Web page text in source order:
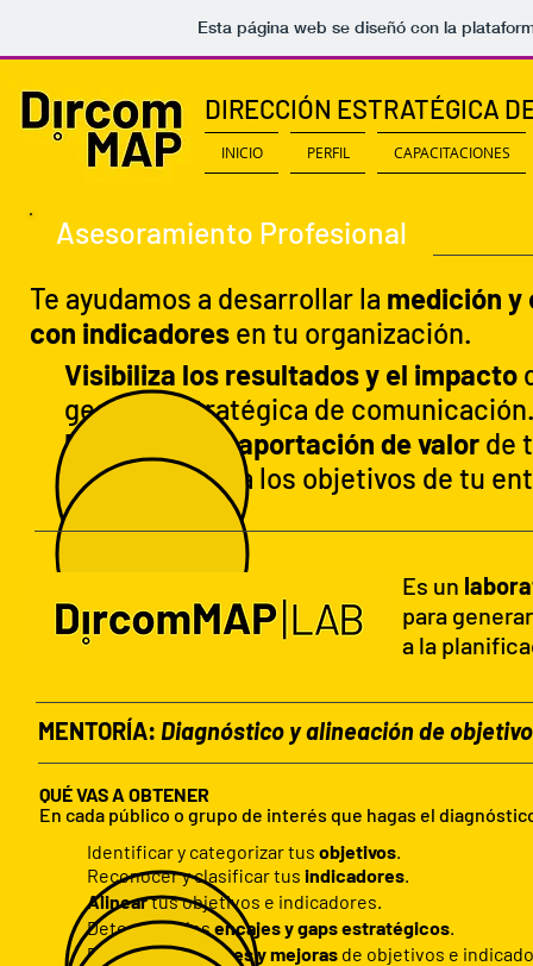
Esta página web se diseñó con la
DIRECCIÓN ESTRATÉGICA
INICIO PERFIL CAPACITACIONES
Asesoramiento Profesional
Te ayudamos a desarrollar la medición y
con indicadores en tu organización.
Visibiliza los resultados y el impacto
gestión estratégica de
Demuestra la aportación de valor de
comunicativa a los objetivos de tu
Es un
para
a la
MENTORÍA: Diagnóstico y alineación de
QUÉ VAS A OBTENER
En cada público o grupo de interés que hagas el
Identificar y categorizar tus objetivos.
Reconocer y clasificar tus indicadores.
Alineartus objetivos e indicadores.
​Determinar losencajes y gaps estratégicos.
Plantearsoluciones y mejoras de objetivos e